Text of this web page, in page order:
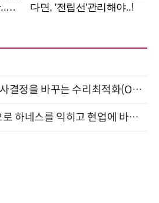
[올쇼TV] AI 시대의 의사결정을 바꾸는 수리최적화(Optimization) 소개 (8/20 생방송)
단 하루, 이론과 실습으로 하네스를 익히고 현업에 바로 쓰는 핸즈온 워크숍 (8/20)